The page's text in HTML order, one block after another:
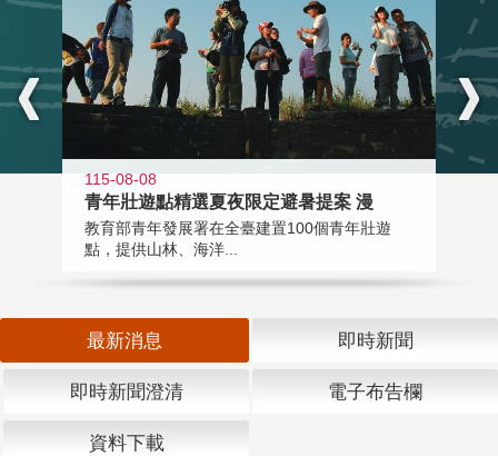
115-08-08
青年壯遊點精選夏夜限定避暑提案 漫
教育部青年發展署在全臺建置100個青年壯遊
點，提供山林、海洋...
最新消息 即時新聞
即時新聞澄清 電子布告欄
資料下載